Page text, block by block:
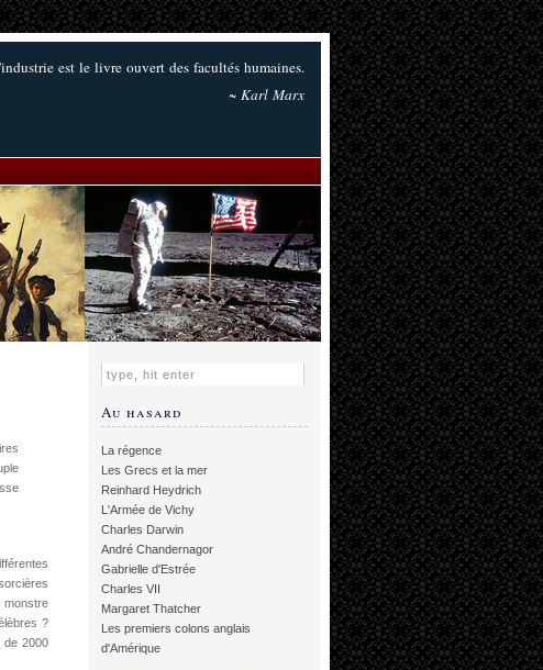
est le livre ouvert des facultés humaines.
~ Karl Marx
monstre
?
de 2000
Au hasard
La régence
Les Grecs et la mer
Reinhard Heydrich
L'Armée de Vichy
Charles Darwin
André Chandernagor
Gabrielle d'Estrée
Charles VII
Margaret Thatcher
Les premiers colons anglais
d'Amérique